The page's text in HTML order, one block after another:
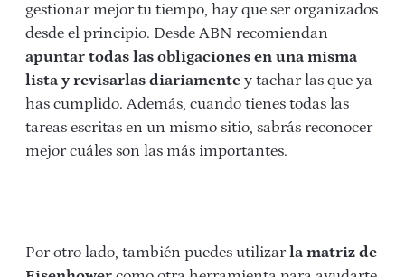
gestionar mejor tu tiempo, hay que ser organizados
desde el principio. Desde ABN recomiendan
apuntar todas las obligaciones en una misma
lista y revisarlas diariamente y tachar las que ya
has cumplido. Además, cuando tienes todas las
tareas escritas en un mismo sitio, sabrás reconocer
mejor cuáles son las más importantes.
Por otro lado, también puedes utilizarla matriz de